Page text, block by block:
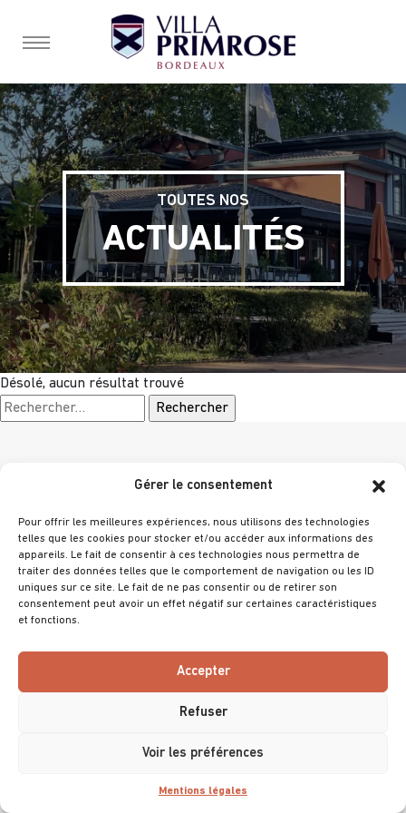
Gérer le consentement
Pour offrir les meilleures expériences, nous utilisons des technologies
telles que les cookies pour stocker et/ou accéder aux informations des
appareils. Le fait de consentir à ces technologies nous permettra de
traiter des données telles que le comportement de navigation ou les ID
uniques sur ce site. Le fait de ne pas consentir ou de retirer son
consentement peut avoir un effet négatif sur certaines caractéristiques
et fonctions.
Accepter
Refuser
Voir les préférences
Mentions légales
TOUTES NOS
ACTUALITÉS
Désolé, aucun résultat trouvé
Rechercher :
Tous droits réservés